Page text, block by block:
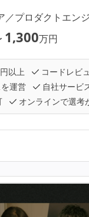
／プロダクトエン
1,300万円
以上
コードレビ
運営
自社サービ
オンラインで選考